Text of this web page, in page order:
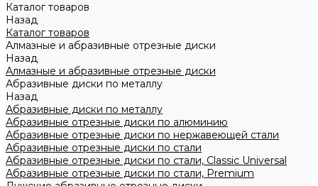
Каталог товаров
Назад
Каталог товаров
Алмазные и абразивные отрезные диски
Назад
Алмазные и абразивные отрезные диски
Абразивные диски по металлу
Назад
Абразивные диски по металлу
Абразивные отрезные диски по алюминию
Абразивные отрезные диски по нержавеющей стали
Абразивные отрезные диски по стали
Абразивные отрезные диски по стали, Classic Universal
Абразивные отрезные диски по стали, Premium